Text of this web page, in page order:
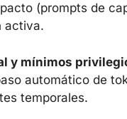
(prompts de
activa.
y mínimos
automático de
temporales.